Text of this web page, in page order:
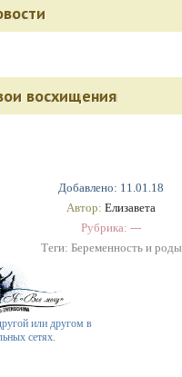
Добавлено: 11.01.18
Автор: Елизавета
Рубрика: ---
Теги: Беременность и роды
или другом в
сетях.
восхищения